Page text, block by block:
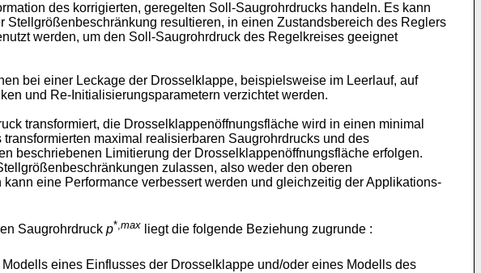
des korrigierten, geregelten Soll-Saugrohrdrucks handeln. Es kann
resultieren, in einen Zustandsbereich des Reglers
werden, um den Soll-Saugrohrdruck des Regelkreises geeignet
bei einer Leckage der Drosselklappe, beispielsweise im Leerlauf, auf
und Re-Initialisierungsparametern verzichtet werden.
transformiert, die Drosselklappenöffnungsfläche wird in einen minimal
maximal realisierbaren Saugrohrdrucks und des
beschriebenen Limitierung der Drosselklappenöffnungsfläche erfolgen.
zulassen, also weder den oberen
eine Performance verbessert werden und gleichzeitig der Applikations-
Saugrohrdruck p*,max liegt die folgende Beziehung zugrunde :
eines Einflusses der Drosselklappe und/oder eines Modells des